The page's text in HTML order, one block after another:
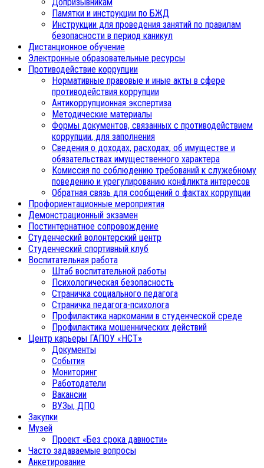
Памятки и инструкции по БЖД
Инструкции для проведения занятий по правилам
безопасности в период каникул
Дистанционное обучение
Электронные образовательные ресурсы
Противодействие коррупции
Нормативные правовые и иные акты в сфере
противодействия коррупции
Антикоррупционная экспертиза
Методические материалы
Формы документов, связанных с противодействием
коррупции, для заполнения
Сведения о доходах, расходах, об имуществе и
обязательствах имущественного характера
Комиссия по соблюдению требований к служебному
поведению и урегулированию конфликта интересов
Обратная связь для сообщений о фактах коррупции
Профориентационные мероприятия
Демонстрационный экзамен
Постинтернатное сопровождение
Студенческий волонтерский центр
Студенческий спортивный клуб
Воспитательная работа
Штаб воспитательной работы
Психологическая безопасность
Страничка социального педагога
Страничка педагога-психолога
Профилактика наркомании в студенческой среде
Профилактика мошеннических действий
Центр карьеры ГАПОУ «НСТ»
Документы
События
Мониторинг
Работодатели
Вакансии
ВУЗы, ДПО
Закупки
Музей
Проект «Без срока давности»
Часто задаваемые вопросы
Анкетирование